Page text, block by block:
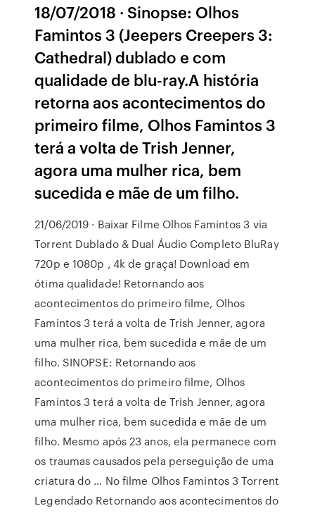
18/07/2018 · Sinopse: Olhos
Famintos 3 (Jeepers Creepers 3:
Cathedral) dublado e com
qualidade de blu-ray.A história
retorna aos acontecimentos do
primeiro filme, Olhos Famintos 3
terá a volta de Trish Jenner,
agora uma mulher rica, bem
sucedida e mãe de um filho.
21/06/2019 · Baixar Filme Olhos Famintos 3 via
Torrent Dublado & Dual Áudio Completo BluRay
720p e 1080p , 4k de graça! Download em
ótima qualidade! Retornando aos
acontecimentos do primeiro filme, Olhos
Famintos 3 terá a volta de Trish Jenner, agora
uma mulher rica, bem sucedida e mãe de um
filho. SINOPSE: Retornando aos
acontecimentos do primeiro filme, Olhos
Famintos 3 terá a volta de Trish Jenner, agora
uma mulher rica, bem sucedida e mãe de um
filho. Mesmo após 23 anos, ela permanece com
os traumas causados pela perseguição de uma
criatura do … No filme Olhos Famintos 3 Torrent
Legendado Retornando aos acontecimentos do